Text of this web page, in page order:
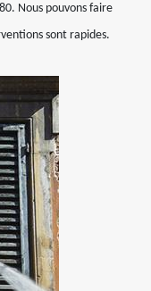
Nous pouvons faire
sont rapides.